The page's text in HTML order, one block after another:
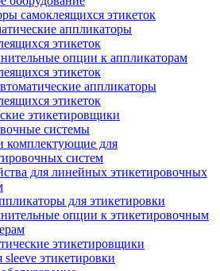
самоклеящихся этикеток
аппликаторы
этикеток
опции к аппликаторам
этикеток
аппликаторы
этикеток
этикетировщики
системы
комплектующие для
систем
для линейных этикетировочных
для этикетировки
опции к этикетировочным
этикетировщики
этикетировки